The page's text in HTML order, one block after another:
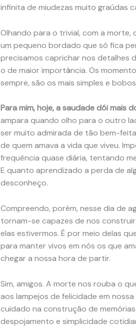
infinita de miudezas muito graúdas
Olhando para o trivial, com a
um pequeno bordado que só fica
precisamos caprichar nos detalhes
o de maior importância. Os
sempre, são os mais simples e
Para mim, hoje, a saudade dói mais
ampara quando olho para o outro
ser muito admirada de tão bem-
de quem amava a vida que viveu.
frequência quase diária, tentando
E quanto aprendizado a perda de
desconheço.
Compreendo, porém, nesse dia de
tornam-se capazes de nos
elas estivermos. É por meio delas
para manter vivos em nós os que
chegar a nossa hora de partir.
Sim, amigos. A morte nos rouba o
aos lampejos de felicidade em
cuidado na construção de
despojamento e simplicidade